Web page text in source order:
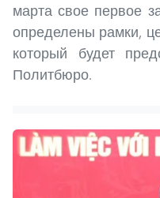
марта свое первое
определены рамки,
который будет
Политбюро.